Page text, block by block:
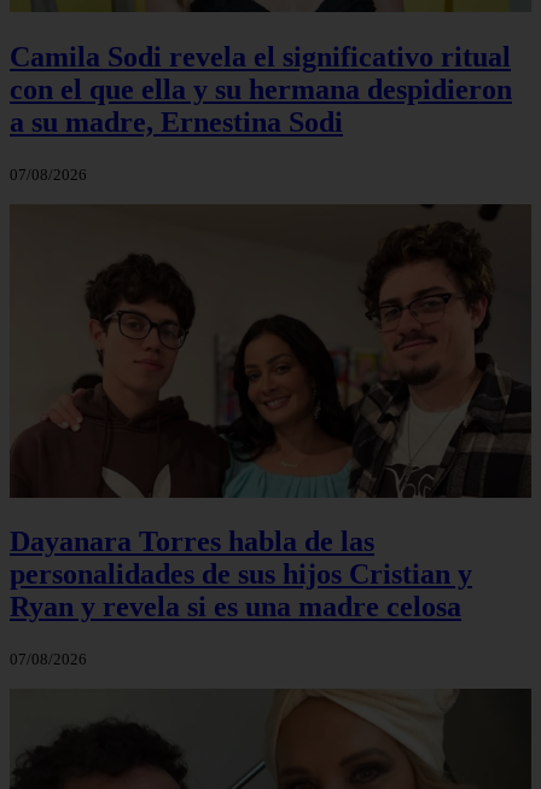
Camila Sodi revela el significativo ritual
con el que ella y su hermana despidieron
a su madre, Ernestina Sodi
07/08/2026
Dayanara Torres habla de las
personalidades de sus hijos Cristian y
Ryan y revela si es una madre celosa
07/08/2026